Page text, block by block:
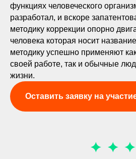
функциях человеческого
разработал, и вскоре
методику коррекции опорно
человека которая носит название
методику успешно применяют
своей работе, так и обычные
жизни.
Оставить заявку на